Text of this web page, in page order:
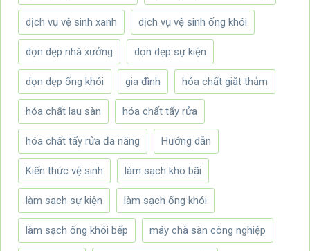
dịch vụ vệ sinh xanh dịch vụ vệ sinh ống khói
dọn dẹp nhà xưởng dọn dẹp sự kiện
dọn dẹp ống khói gia đình hóa chất giặt thảm
hóa chất lau sàn hóa chất tẩy rửa
hóa chất tẩy rửa đa năng Hướng dẫn
Kiến thức vệ sinh làm sạch kho bãi
làm sạch sự kiện làm sạch ống khói
làm sạch ống khói bếp máy chà sàn công nghiệp